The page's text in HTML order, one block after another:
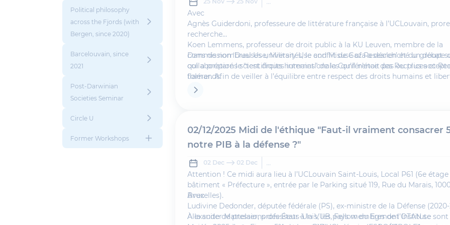
Political philosophy
across the Fjords (with
Bergen, since 2020)
Barcelouvain, since
2021
Post-Darwinian
Societies Seminar
Circle U
Former Workshops
Avec
Agnès Guiderdoni, professeure de littérature française à l’UCLouvain,
recherche
Koen Lemmens, professeur de droit public à la KU Leuven, membre de la
commission ‘Dual Use, Military Use and Misuse of Research’ et du groupe
qui a préparé le “test droits humains” de la Conférence des Rectrices et
flamands.
Modération :
Dans de nombreuses universités, le conflit de Gaza a déclenché un débat
collaborations scientifiques internationales qu’il n’était pas ou plus
tolérer. Afin de veiller à l’équilibre entre respect des droits humains et
académique, l’UCLouvain s’est dotée, en décembre 2024, d’une « Charte
satisfaire un partenariat pour que l’université l’autorise ? Sont-ils jugés trop
par certains ? Ou trop sévères par d’autres ?
02/12/2025 Midi de l'éthique "Faut-il vraiment consacrer
notre PIB à la défense ?"
02 Dec 02 Dec ...
Attention ! Ce midi aura lieu à l’UCLouvain Saint-Louis, Local P61 (6e étage
bâtiment « Préfecture », entrée par le Parking situé 119, Rue du Marais,
Bruxelles).
Avec
Ludivine Dedonder, députée fédérale (PS), ex-ministre de la Défense (2020-
Alexander Mattelaer, professeur à la VUB, Fellow du Egmont Institute
À la suite de pressions des États-Unis, les pays membres de l’OTAN se